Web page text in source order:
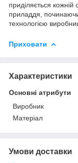
приділяється кожній
приладдя,
технологією
Приховати
Характеристики
Основні атрибути
Виробник
Матеріал
Умови доставки